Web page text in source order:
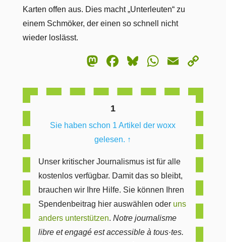
Karten offen aus. Dies macht „Unterleuten“ zu
einem Schmöker, der einen so schnell nicht
wieder loslässt.
Mastodon
Facebook
BlueskyEmail
1
Sie haben schon 1 Artikel der woxx
gelesen. ↑
Unser kritischer Journalismus ist für alle
kostenlos verfügbar. Damit das so bleibt,
brauchen wir Ihre Hilfe. Sie können Ihren
Spendenbeitrag hier auswählen oder uns
anders unterstützen. Notre journalisme
libre et engagé est accessible à tous·tes.